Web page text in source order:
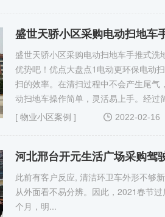
盛世天骄小区采购电动扫地车
盛世天骄小区采购电动扫地车手推式
优势吧！优点大盘点1电动更环保电动
扫的效率。在清扫过程中不会产生尾
动扫地车操作简单，灵活易上手。经过
[ 物业小区案例 ] 2022-02-16
河北邢台开元生活广场采购驾
此前有客户反应, 清洁环卫车外形不够
从外面看不易分辨。因此，2021春节
个月，明...